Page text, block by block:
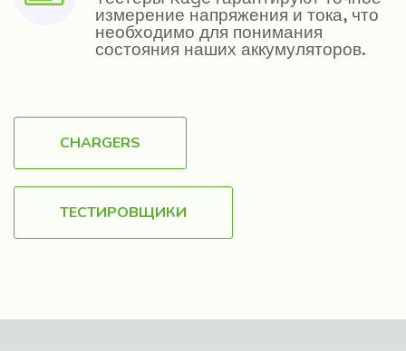
измерение напряжения и тока, что
необходимо для понимания
состояния наших аккумуляторов.
CHARGERS
ТЕСТИРОВЩИКИ